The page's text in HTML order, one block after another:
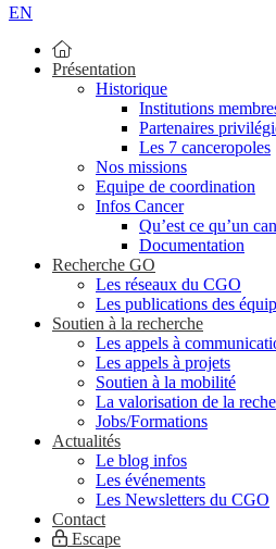
EN
Présentation
Historique
Institutions
Partenaires
Les 7 canceropoles
Nos missions
Equipe de coordination
Infos Cancer
Qu’est ce qu’un
Documentation
Recherche GO
Les réseaux du CGO
Les publications des
Soutien à la recherche
Les appels à
Les appels à projets
Soutien à la mobilité
La valorisation de la
Jobs/Formations
Actualités
Le blog infos
Les événements
Les Newsletters du CGO
Contact
Escape